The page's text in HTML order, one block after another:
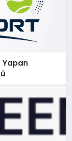
Yapan